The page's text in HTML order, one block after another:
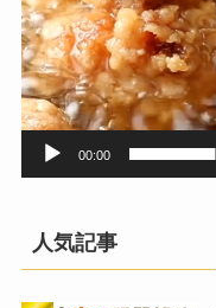
00:00
人気記事